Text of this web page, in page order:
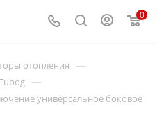
0
отопления —
—
универсальное боковое